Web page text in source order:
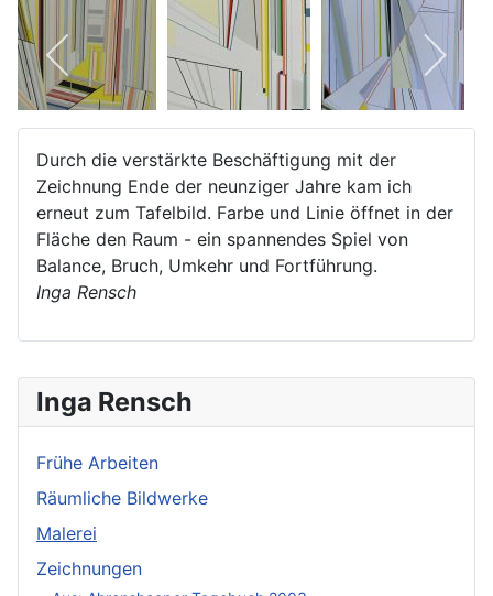
Inga Rensch
Frühe Arbeiten
Räumliche Bildwerke
Malerei
Zeichnungen
Durch die verstärkte Beschäftigung mit der
Zeichnung Ende der neunziger Jahre kam ich
erneut zum Tafelbild. Farbe und Linie öffnet in der
Fläche den Raum - ein spannendes Spiel von
Balance, Bruch, Umkehr und Fortführung.
Inga Rensch